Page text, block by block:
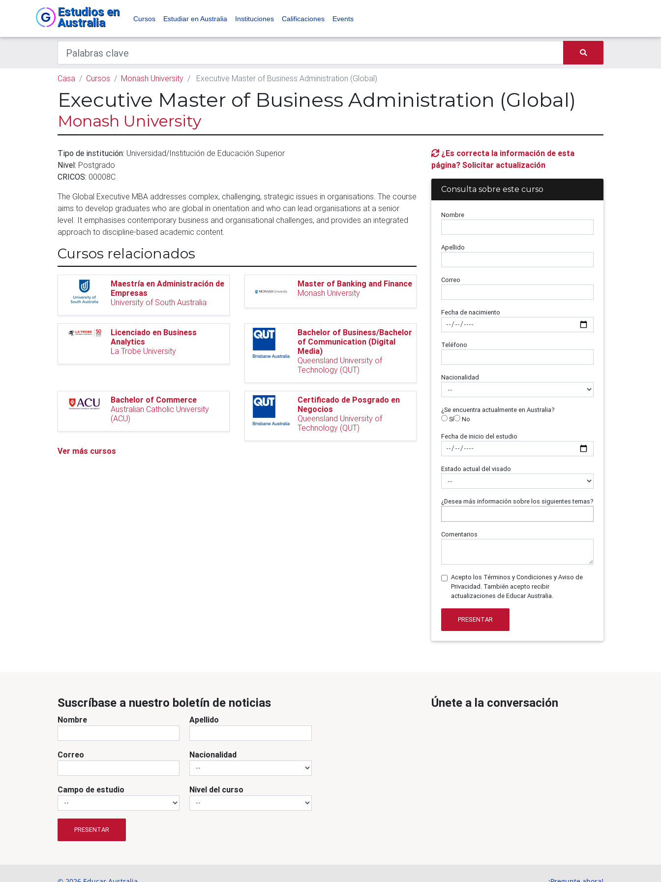
Estudios en
Australia Cursos Estudiar en Australia Instituciones Calificaciones Events
Casa Cursos Monash University Executive Master of Business Administration (Global)
Executive Master of Business Administration (Global)
Monash University
Tipo de institución: Universidad/Institución de Educación Superior
Nivel: Postgrado
CRICOS: 00008C
The Global Executive MBA addresses complex, challenging, strategic issues in organisations. The course
aims to develop graduates who are global in orientation and who can lead organisations at a senior
level. It emphasises contemporary business and organisational challenges, and provides an integrated
approach to discipline-based academic content.
Cursos relacionados
Maestría en Administración de
Empresas
University of South Australia
Master of Banking and Finance
Monash University
Licenciado en Business
Analytics
La Trobe University
Bachelor of Business/Bachelor
of Communication (Digital
Media)
Queensland University of
Technology (QUT)
Bachelor of Commerce
Australian Catholic University
(ACU)
Certificado de Posgrado en
Negocios
Queensland University of
Technology (QUT)
Ver más cursos
¿Es correcta la información de esta
página? Solicitar actualización
Consulta sobre este curso
Nombre
Apellido
Correo
Fecha de nacimiento
Teléfono
Nacionalidad
¿Se encuentra actualmente en Australia?
Sí
No
Fecha de inicio del estudio
Estado actual del visado
¿Desea más información sobre los siguientes temas?
Comentarios
Acepto los Términos y Condiciones y Aviso de
Privacidad. También acepto recibir
actualizaciones de Educar Australia.
PRESENTAR
Suscríbase a nuestro boletín de noticias
Nombre Apellido
Correo Nacionalidad
Campo de estudio Nivel del curso
PRESENTAR
Únete a la conversación